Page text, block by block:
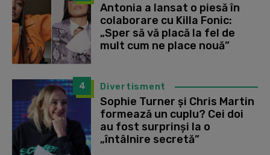
Antonia a lansat o piesă în
colaborare cu Killa Fonic:
„Sper să vă placă la fel de
mult cum ne place nouă”
4 Divertisment
Sophie Turner și Chris Martin
formează un cuplu? Cei doi
au fost surprinși la o
„întâlnire secretă”